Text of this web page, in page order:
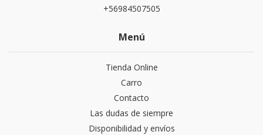
+56984507505
Menú
Tienda Online
Carro
Contacto
Las dudas de siempre
Disponibilidad y envíos